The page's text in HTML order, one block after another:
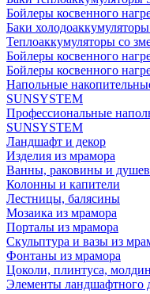
Бойлеры косвенного
Баки
Теплоаккумуляторы со
Бойлеры косвенного
Бойлеры косвенного
Напольные
SUNSYSTEM
Профессиональные
SUNSYSTEM
Ландшафт и декор
Изделия из мрамора
Ванны, раковины и
Колонны и капители
Лестницы, балясины
Мозаика из мрамора
Порталы из мрамора
Скульптура и вазы из
Фонтаны из мрамора
Цоколи, плинтуса,
Элементы ландшафтного